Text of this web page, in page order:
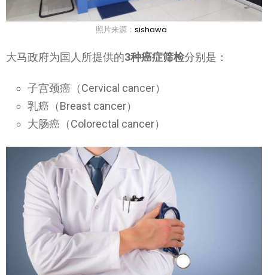
照片来源： sishawa
大马政府为国人所提供的3种癌症筛检分别是：
子宫颈癌（Cervical cancer）
乳癌（Breast cancer）
大肠癌（Colorectal cancer）